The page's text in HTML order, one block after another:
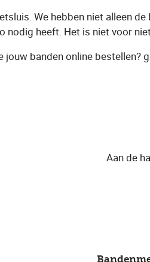
We hebben niet alleen
nodig heeft. Het is niet voor
jouw banden online bestellen?
Aan de